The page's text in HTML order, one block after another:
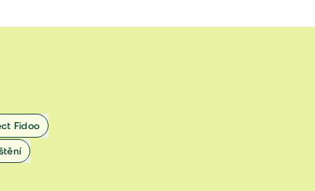
do 31.10.2022
do 8.7.2020
do 31.10.2019
Fidoo